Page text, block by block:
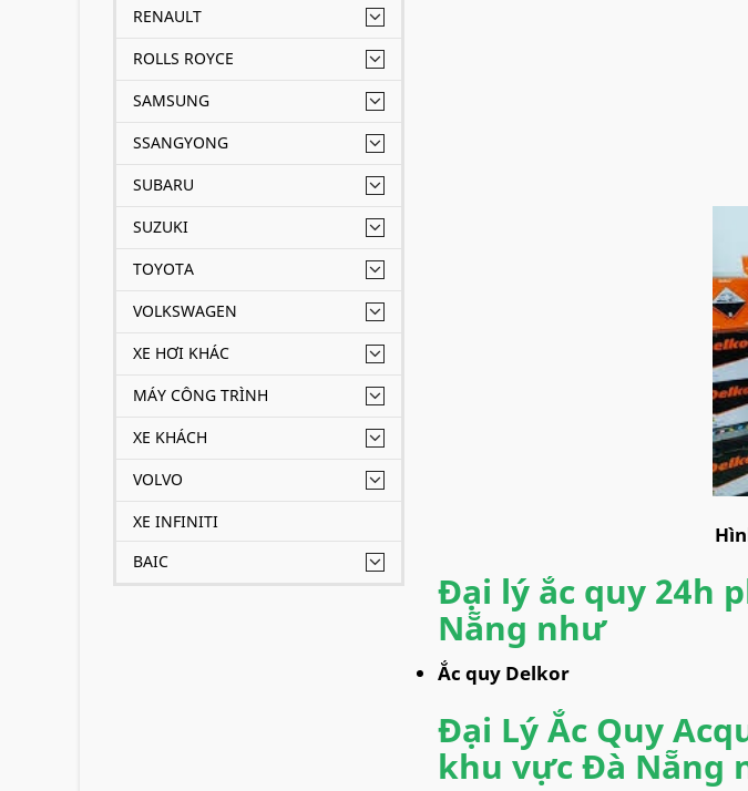
RENAULT
ROLLS ROYCE
SAMSUNG
SSANGYONG
SUBARU
SUZUKI
TOYOTA
VOLKSWAGEN
XE HƠI KHÁC
MÁY CÔNG TRÌNH
XE KHÁCH
VOLVO
XE INFINITI
BAIC
Đại lý ắc quy 24h
Nẵng như
Ắc quy Delkor
Đại Lý Ắc Quy
khu vực Đà Nẵng